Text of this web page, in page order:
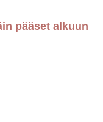
pääset alkuun